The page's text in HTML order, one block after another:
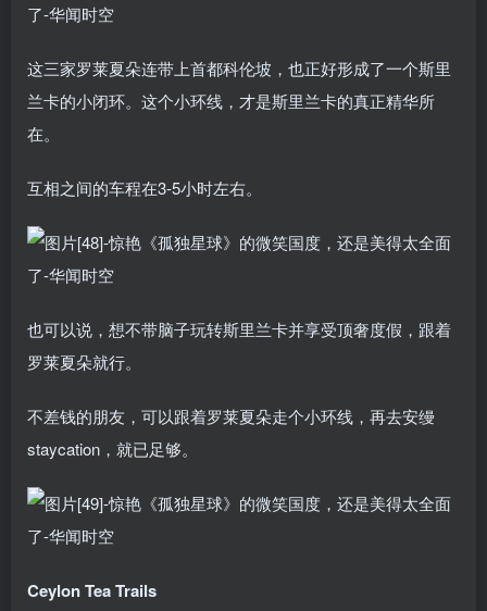
这三家罗莱夏朵连带上首都科伦坡，也正好形成了一个斯里
兰卡的小闭环。这个小环线，才是斯里兰卡的真正精华所
在。
互相之间的车程在3-5小时左右。
也可以说，想不带脑子玩转斯里兰卡并享受顶奢度假，跟着
罗莱夏朵就行。
不差钱的朋友，可以跟着罗莱夏朵走个小环线，再去安缦
staycation，就已足够。
Ceylon Tea Trails